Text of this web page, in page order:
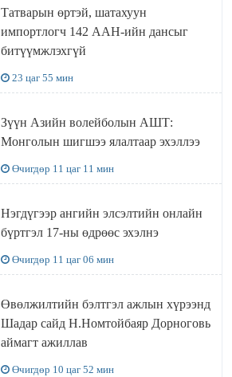
Татварын өртэй, шатахуун
импортлогч 142 ААН-ийн дансыг
битүүмжлэхгүй
23 цаг 55 мин
Зүүн Азийн волейболын АШТ:
Монголын шигшээ ялалтаар эхэллээ
Өчигдөр 11 цаг 11 мин
Нэгдүгээр ангийн элсэлтийн онлайн
бүртгэл 17-ны өдрөөс эхэлнэ
Өчигдөр 11 цаг 06 мин
Өвөлжилтийн бэлтгэл ажлын хүрээнд
Шадар сайд Н.Номтойбаяр Дорноговь
аймагт ажиллав
Өчигдөр 10 цаг 52 мин